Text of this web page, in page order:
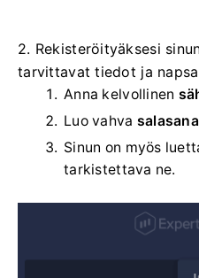
2. Rekisteröityäksesi
tarvittavat tiedot ja
Anna kelvollinen
Luo vahva
Sinun on myös
tarkistettava ne.